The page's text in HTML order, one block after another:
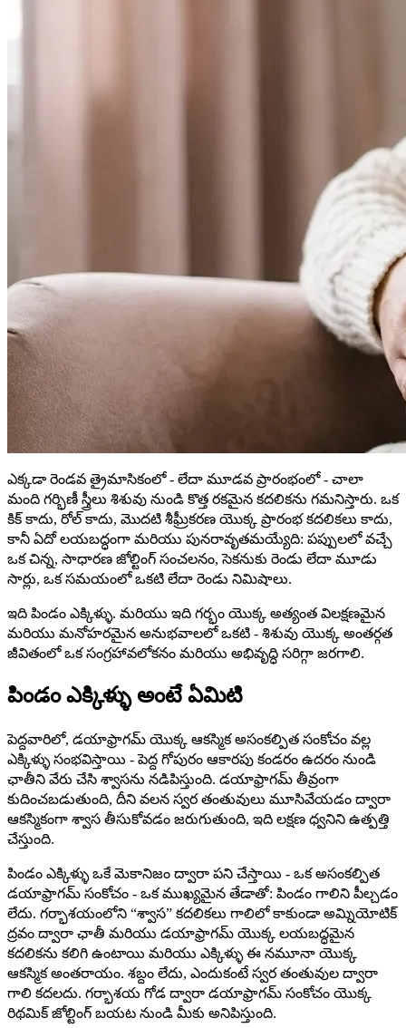
ఎక్కడా రెండవ త్రైమాసికంలో - లేదా మూడవ ప్రారంభంలో - చాలా
మంది గర్భిణీ స్త్రీలు శిశువు నుండి కొత్త రకమైన కదలికను గమనిస్తారు. ఒక
కిక్ కాదు, రోల్ కాదు, మొదటి శీఘ్రీకరణ యొక్క ప్రారంభ కదలికలు కాదు,
కానీ ఏదో లయబద్ధంగా మరియు పునరావృతమయ్యేది: పప్పులలో వచ్చే
ఒక చిన్న, సాధారణ జోల్టింగ్ సంచలనం, సెకనుకు రెండు లేదా మూడు
సార్లు, ఒక సమయంలో ఒకటి లేదా రెండు నిమిషాలు.
ఇది పిండం ఎక్కిళ్ళు. మరియు ఇది గర్భం యొక్క అత్యంత విలక్షణమైన
మరియు మనోహరమైన అనుభవాలలో ఒకటి - శిశువు యొక్క అంతర్గత
జీవితంలో ఒక సంగ్రహావలోకనం మరియు అభివృద్ధి సరిగ్గా జరగాలి.
పిండం ఎక్కిళ్ళు అంటే ఏమిటి
పెద్దవారిలో, డయాఫ్రాగమ్ యొక్క ఆకస్మిక అసంకల్పిత సంకోచం వల్ల
ఎక్కిళ్ళు సంభవిస్తాయి - పెద్ద గోపురం ఆకారపు కండరం ఉదరం నుండి
ఛాతీని వేరు చేసి శ్వాసను నడిపిస్తుంది. డయాఫ్రాగమ్ తీవ్రంగా
కుదించబడుతుంది, దీని వలన స్వర తంతువులు మూసివేయడం ద్వారా
ఆకస్మికంగా శ్వాస తీసుకోవడం జరుగుతుంది, ఇది లక్షణ ధ్వనిని ఉత్పత్తి
చేస్తుంది.
పిండం ఎక్కిళ్ళు ఒకే మెకానిజం ద్వారా పని చేస్తాయి - ఒక అసంకల్పిత
డయాఫ్రాగమ్ సంకోచం - ఒక ముఖ్యమైన తేడాతో: పిండం గాలిని పీల్చడం
లేదు. గర్భాశయంలోని “శ్వాస” కదలికలు గాలిలో కాకుండా అమ్నియోటిక్
ద్రవం ద్వారా ఛాతీ మరియు డయాఫ్రాగమ్ యొక్క లయబద్ధమైన
కదలికను కలిగి ఉంటాయి మరియు ఎక్కిళ్ళు ఈ నమూనా యొక్క
ఆకస్మిక అంతరాయం. శబ్దం లేదు, ఎందుకంటే స్వర తంతువుల ద్వారా
గాలి కదలదు. గర్భాశయ గోడ ద్వారా డయాఫ్రాగమ్ సంకోచం యొక్క
రిథమిక్ జోల్టింగ్ బయట నుండి మీకు అనిపిస్తుంది.